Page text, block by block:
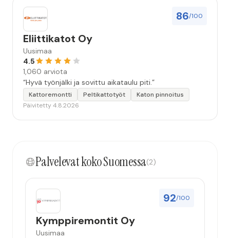
86/100
Eliittikatot Oy
Uusimaa
4.5
1,060 arviota
“Hyvä työnjälki ja sovittu aikataulu piti.”
Kattoremontti Peltikattotyöt
Katon pinnoitus
Päivitetty 4.8.2026
Palvelevat koko Suomessa(2)
92/100
Kymppiremontit Oy
Uusimaa